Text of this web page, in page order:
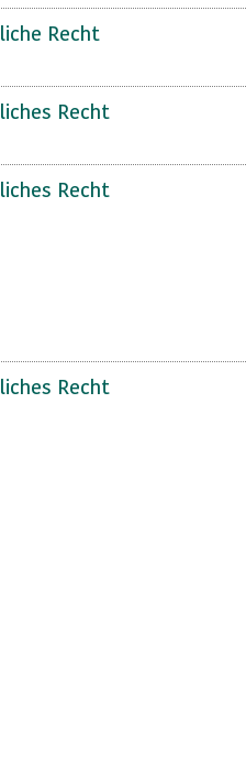
Recht
Recht
Recht
Recht